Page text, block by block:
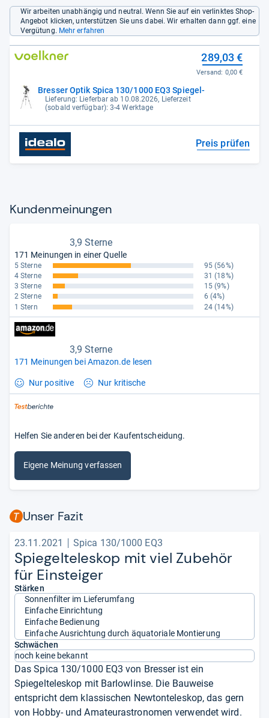
Wir arbeiten unabhängig und neutral. Wenn Sie auf ein verlinktes Shop-
Angebot klicken, unterstützen Sie uns dabei. Wir erhalten dann ggf. eine
Vergütung. Mehr erfahren
Bresser Optik Spica 130/1000 EQ3 Spiegel-
Lieferung: Lieferbar ab 10.08.2026, Lieferzeit
(sobald verfügbar): 3-4 Werktage
289,03 €
Versand: 0,00 €
Preis prüfen
Kun­den­mei­nun­gen
3,9 Sterne
171 Meinungen in einer Quelle
5 Sterne 95 (56%)
4 Sterne
31 (18%)
3 Sterne
15 (9%)
2 Sterne
6 (4%)
1 Stern
24 (14%)
3,9 Sterne
171 Meinungen bei Amazon.de lesen
Nur positive Nur kritische
Helfen Sie anderen bei der Kaufentscheidung.
Eigene Meinung verfassen
Unser Fazit
23.11.2021 Spica 130/1000 EQ3
Spie­gel­te­le­skop mit viel Zube­hör
für Ein­stei­ger
Stärken
Sonnenfilter im Lieferumfang
Einfache Einrichtung
Einfache Bedienung
Einfache Ausrichtung durch äquatoriale Montierung
Schwächen
noch keine bekannt
Das Spica 130/1000 EQ3 von Bresser ist ein
Spiegelteleskop mit Barlowlinse. Die Bauweise
entspricht dem klassischen Newtonteleskop, das gern
von Hobby- und Amateurastronomen verwendet wird.